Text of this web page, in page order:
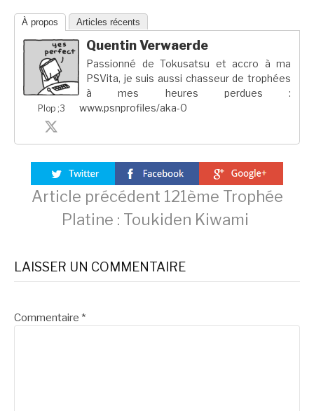
À propos Articles récents
Plop ;3
Quentin Verwaerde
Passionné de Tokusatsu et accro à ma
PSVita, je suis aussi chasseur de trophées
à mes heures perdues :
www.psnprofiles/aka-0
Lire
la
suite
Article précédent 121ème Trophée
Platine : Toukiden Kiwami
LAISSER UN COMMENTAIRE
Commentaire *